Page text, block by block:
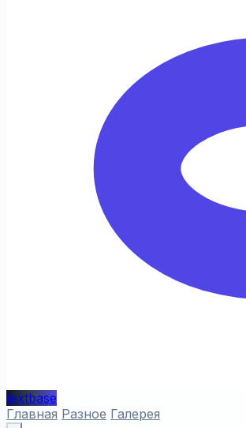
textbase
Главная Разное Галерея